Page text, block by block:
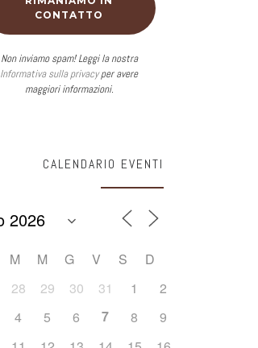
Non inviamo spam! Leggi la nostra
Informativa sulla privacyper avere
maggiori informazioni.
CALENDARIO EVENTI
M M G V S
D
28 29 30 31 1
2
4 5 6 7 8
9